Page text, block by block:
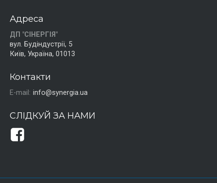
Адреса
ДП "СІНЕРГІЯ"
вул. Будіндустрії, 5
Київ, Україна, 01013
Контакти
E-mail: info@synergia.ua
СЛІДКУЙ ЗА НАМИ